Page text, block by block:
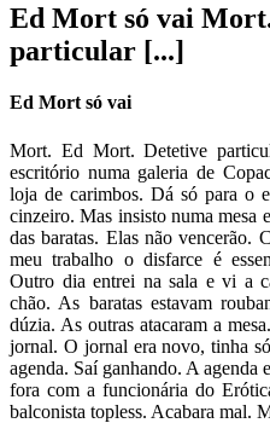
Ed Mort só vai
particular [...]
Ed Mort só vai
Mort. Ed Mort. Detetive
escritório numa galeria de
loja de carimbos. Dá só para o
cinzeiro. Mas insisto numa mesa
das baratas. Elas não vencerão.
meu trabalho o disfarce é
Outro dia entrei na sala e vi a
chão. As baratas estavam
dúzia. As outras atacaram a
jornal. O jornal era novo, tinha
agenda. Saí ganhando. A agenda
fora com a funcionária do
balconista topless. Acabara mal.